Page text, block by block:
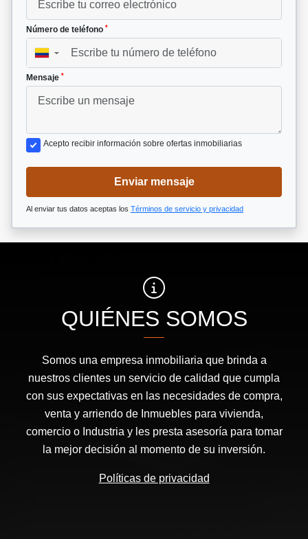
Número de teléfono *
▼
Mensaje *
Acepto recibir información sobre ofertas inmobiliarias
Enviar mensaje
Al enviar tus datos aceptas los Términos de servicio y privacidad
QUIÉNES SOMOS
Somos una empresa inmobiliaria que brinda a
nuestros clientes un servicio de calidad que cumpla
con sus expectativas en las necesidades de compra,
venta y arriendo de Inmuebles para vivienda,
comercio o Industria y les presta asesoría para tomar
la mejor decisión al momento de su inversión.
Políticas de privacidad